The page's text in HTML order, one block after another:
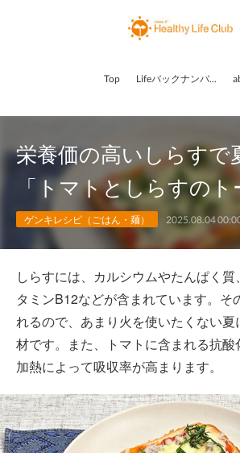
Top Lifeバックナンバー
栄養価の高いしらすで
「トマトとしらすのト
ゲンキレシピ（ごはん・麺） 2025.08.04
しらすには、カルシウムやたんぱく
タミンB12などが含まれています。そ
れるので、あまり火を使いたくない
材です。また、トマトに含まれる抗
加熱によって吸収率が高まります。